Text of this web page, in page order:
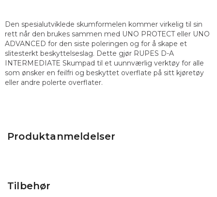
Produktanmeldelser
Tilbehør
Den spesialutviklede skumformelen kommer virkelig til sin
rett når den brukes sammen med UNO PROTECT eller UNO
ADVANCED for den siste poleringen og for å skape et
slitesterkt beskyttelseslag. Dette gjør RUPES D-A
INTERMEDIATE Skumpad til et uunnværlig verktøy for alle
som ønsker en feilfri og beskyttet overflate på sitt kjøretøy
eller andre polerte overflater.